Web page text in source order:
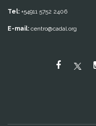
Tel: +54911 5752 2406
E-mail: centro@cadal.org